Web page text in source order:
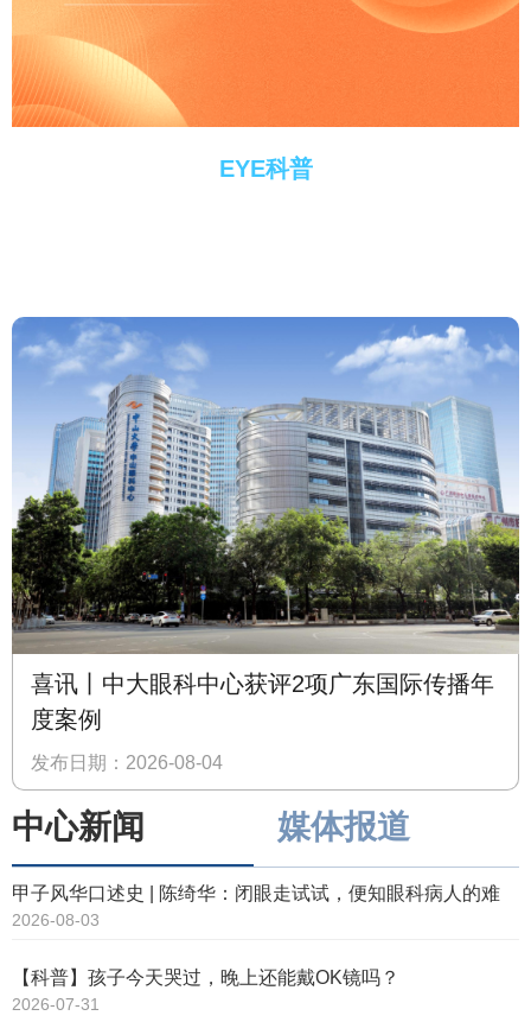
EYE科普
喜讯丨中大眼科中心获评2项广东国际传播年
度案例
发布日期：2026-08-04
中心新闻 媒体报道
甲子风华口述史 | 陈绮华：闭眼走试试，便知眼科病人的难
2026-08-03
【科普】孩子今天哭过，晚上还能戴OK镜吗？
2026-07-31